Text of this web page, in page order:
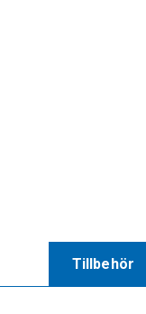
Tillbehör